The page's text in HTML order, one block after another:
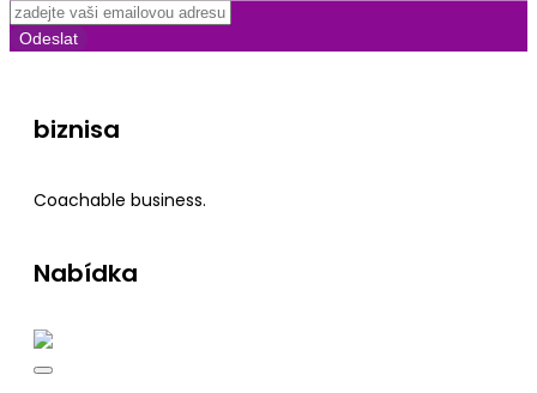
Odeslat
biznisa
Coachable business.
Nabídka